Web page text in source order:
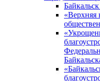
«Верхняя